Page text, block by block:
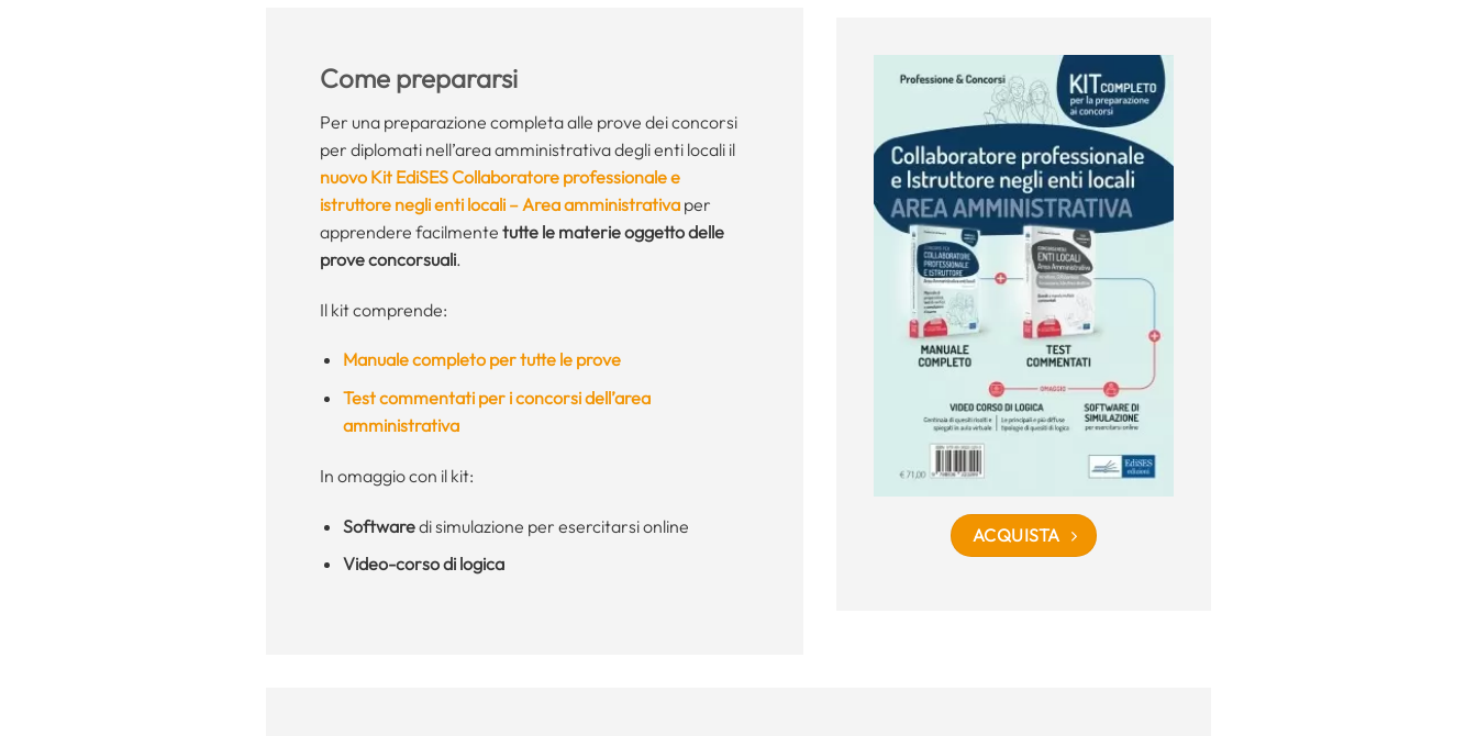
Come prepararsi
Per una preparazione completa alle prove dei concorsi
per diplomati nell’area amministrativa degli enti locali il
nuovo Kit EdiSES Collaboratore professionale e
istruttore negli enti locali – Area amministrativaper
apprendere facilmente tutte le materie oggetto delle
prove concorsuali.
Il kit comprende:
Manuale completo per tutte le prove
Test commentati per i concorsi dell’area
amministrativa
In omaggio con il kit:
Softwaredi simulazione per esercitarsi online
Video-corso di logica
ACQUISTA